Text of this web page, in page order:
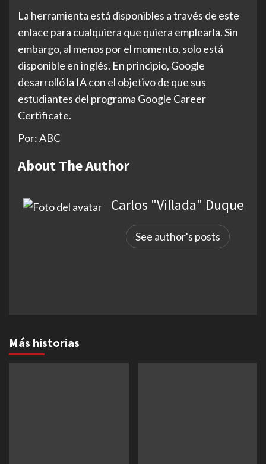
La herramienta está disponibles a través de este
enlace para cualquiera que quiera emplearla. Sin
embargo, al menos por el momento, solo está
disponible en inglés. En principio, Google
desarrolló la IA con el objetivo de que sus
estudiantes del programa Google Career
Certificate.
Por: ABC
About The Author
Carlos "Villada" Duque
See author's posts
Más historias